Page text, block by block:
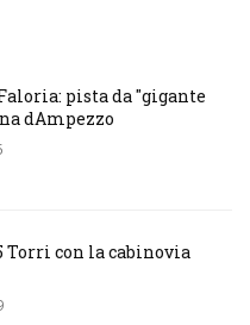
pista da "gigante
dAmpezzo
Torri con la cabinovia